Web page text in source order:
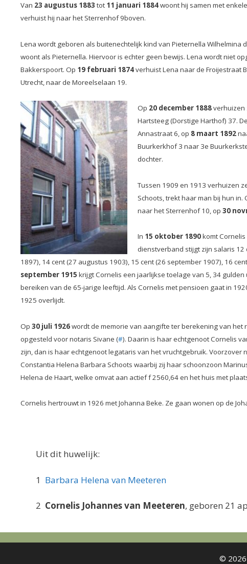
Van 23 augustus 1883 tot 11 januari 1884woont hij samen met
verhuist hij naar het Sterrenhof 9boven.
Lena wordt geboren als buitenechtelijk kind van Pieternella Wilhelmina
woont als Pieternella. Hiervoor is echter geen bewijs. Lena wordt niet
Bakkerspoort. Op 19 februari 1874verhuist Lena naar de Froijestraat
Utrecht, naar de Moreelselaan 19.
Op 20 december 1888verhuizen
Hartsteeg (Dorstige Harthof) 37.
Annastraat 6, op 8 maart 1892
Buurkerkhof 3 naar 3e
dochter.
Tussen 1909 en 1913 verhuizen
Schoots, trekt haar man bij hun in.
naar het Sterrenhof 10, op 30
In 15 oktober 1890komt
dienstverband stijgt zijn salaris 12
1897), 14 cent (27 augustus 1903), 15 cent (26 september 1907), 16
september 1915 krijgt Cornelis een jaarlijkse toelage van 5, 34
bereiken van de 65-jarige leeftijd. Als Cornelis met pensioen gaat in
1925 overlijdt.
Op 30 juli 1926wordt de memorie van aangifte ter berekening van het
opgesteld voor notaris Sivane (#). Daarin is haar echtgenoot Cornelis
zijn, dan is haar echtgenoot legataris van het vruchtgebruik.
Constantia Helena Barbara Schoots waarbij zij haar schoonzoon
Helena de Haart, welke omvat aan actief f 2560,64 en het huis met
Cornelis hertrouwt in 1926 met Johanna Beke. Ze gaan wonen op de
Uit dit huwelijk:
1 Barbara Helena van Meeteren
2 Cornelis Johannes van Meeteren, geboren 21
© 2026